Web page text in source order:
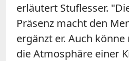
erläutert Stuflesser.
Präsenz macht den
ergänzt er. Auch
die Atmosphäre einer